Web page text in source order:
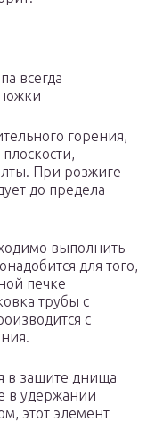
всегда
горения,
При розжиге
до предела
выполнить
для того,
печке
трубы с
с
в защите днища
в удержании
этот элемент